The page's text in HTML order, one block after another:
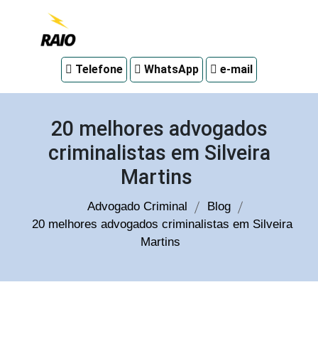
em
Telefone WhatsApp e-mail
20 melhores advogados
criminalistas em Silveira
Martins
Advogado Criminal
Blog
20 melhores advogados criminalistas em Silveira
Martins